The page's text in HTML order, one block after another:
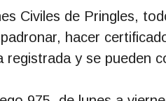
Civiles de Pringles,
hacer
registrada y se pueden